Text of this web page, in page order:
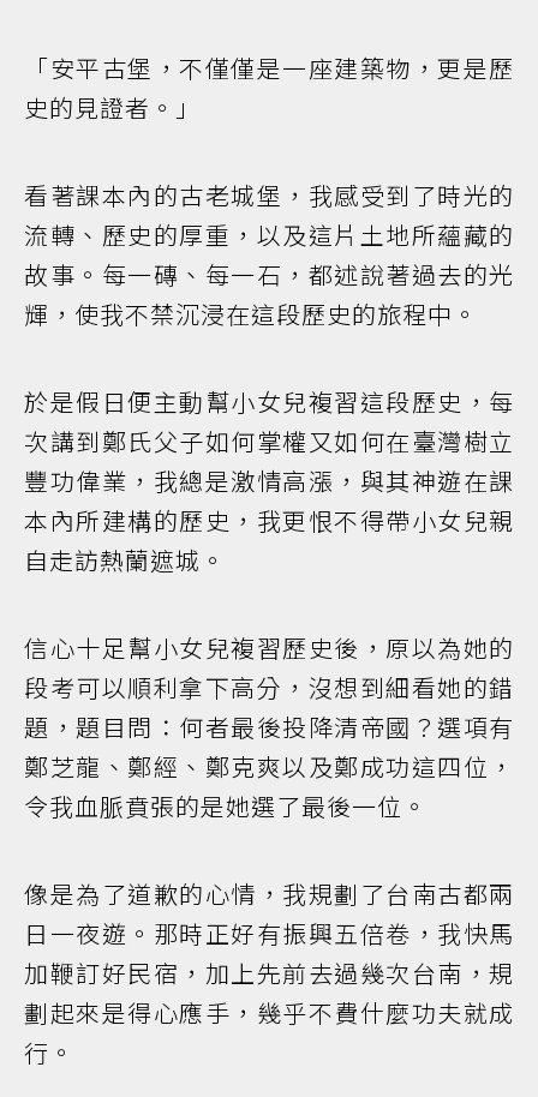
「安平古堡，不僅僅是一座建築物，更是歷
史的見證者。」
看著課本內的古老城堡，我感受到了時光的
流轉、歷史的厚重，以及這片土地所蘊藏的
故事。每一磚、每一石，都述說著過去的光
輝，使我不禁沉浸在這段歷史的旅程中。
於是假日便主動幫小女兒複習這段歷史，每
次講到鄭氏父子如何掌權又如何在臺灣樹立
豐功偉業，我總是激情高漲，與其神遊在課
本內所建構的歷史，我更恨不得帶小女兒親
自走訪熱蘭遮城。
信心十足幫小女兒複習歷史後，原以為她的
段考可以順利拿下高分，沒想到細看她的錯
題，題目問：何者最後投降清帝國？選項有
鄭芝龍、鄭經、鄭克爽以及鄭成功這四位，
令我血脈賁張的是她選了最後一位。
像是為了道歉的心情，我規劃了台南古都兩
日一夜遊。那時正好有振興五倍卷，我快馬
加鞭訂好民宿，加上先前去過幾次台南，規
劃起來是得心應手，幾乎不費什麼功夫就成
行。